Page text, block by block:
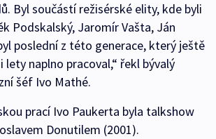
Byl součástí režisérské elity, kde byli
Podskalský, Jaromír Vašta, Ján
poslední z této generace, který ještě
lety naplno pracoval,“ řekl bývalý
šéf Ivo Mathé.
prací Ivo Paukerta byla talkshow
Donutilem (2001).